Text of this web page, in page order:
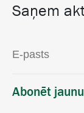
Saņem
Abonēt